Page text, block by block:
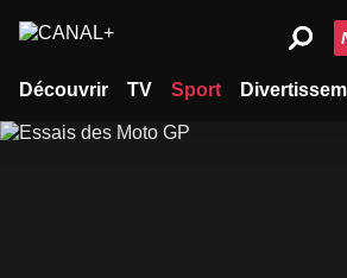
Découvrir TV Sport